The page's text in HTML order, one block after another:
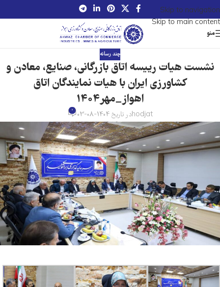
Skip to navigation
Skip to main content
منو
چند رسانه
نشست هیات رییسه اتاق بازرگانی، صنایع، معادن و
کشاورزی ایران با هیات نمایندگان اتاق
اهواز_مهر1404
hodjatدر تاریخ 1404-08-03 0